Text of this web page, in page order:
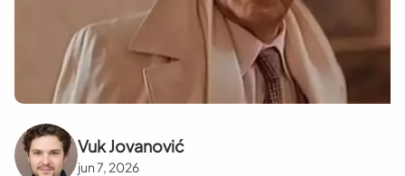
Vuk Jovanović
jun 7, 2026